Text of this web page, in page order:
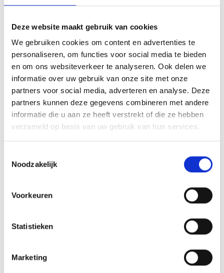
Deze website maakt gebruik van cookies
We gebruiken cookies om content en advertenties te
personaliseren, om functies voor social media te bieden
en om ons websiteverkeer te analyseren. Ook delen we
informatie over uw gebruik van onze site met onze
partners voor social media, adverteren en analyse. Deze
partners kunnen deze gegevens combineren met andere
informatie die u aan ze heeft verstrekt of die ze hebben
verzameld op basis van uw gebruik van hun services.
Noodzakelijk
Voorkeuren
Statistieken
Marketing
Reijbroek Bouwservice sponsor van Blauw Geel’38 D2
AANMELDEN LID
RECENT NIEUWS
Gelijkspel in eerste oefenwedstrijd tweede blok
Uitnodiging voor de EXTRA Algemene Ledenvergadering